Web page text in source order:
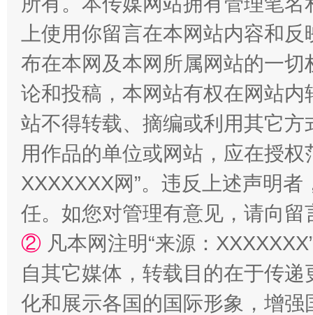
“蜀中异人”王建安的艺术幻境
上使用你留言在本网站内容和
布在本网及本网所属网站的一
论和投稿，本网站有权在网站
站不得转载、摘编或利用其它
用作品的单位或网站，应在授
XXXXXXX网”。违反上述声明
任。如您对管理有意见，请向
② 凡本网注明“来源：
自其它媒体，转载目的在于传
化和展示各国的国际形象，增